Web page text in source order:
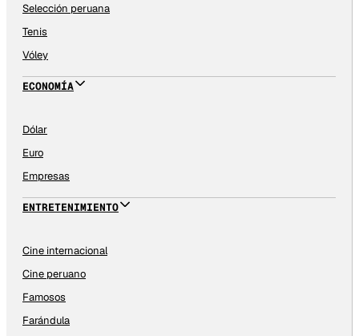
Selección peruana
Tenis
Vóley
ECONOMÍA
Dólar
Euro
Empresas
ENTRETENIMIENTO
Cine internacional
Cine peruano
Famosos
Farándula